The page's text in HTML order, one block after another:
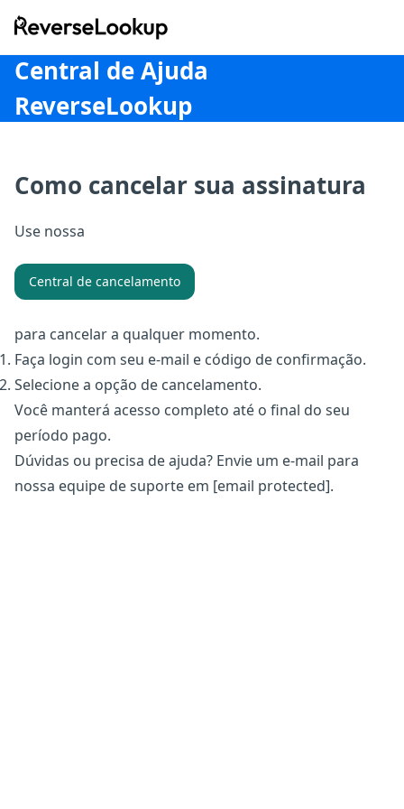
ReverseLookup
Central de Ajuda
ReverseLookup
Como cancelar sua assinatura
Use nossa
Central de cancelamento
para cancelar a qualquer momento.
Faça login com seu e-mail e código de confirmação.
Selecione a opção de cancelamento.
Você manterá acesso completo até o final do seu
período pago.
Dúvidas ou precisa de ajuda? Envie um e-mail para
nossa equipe de suporte em [email protected].